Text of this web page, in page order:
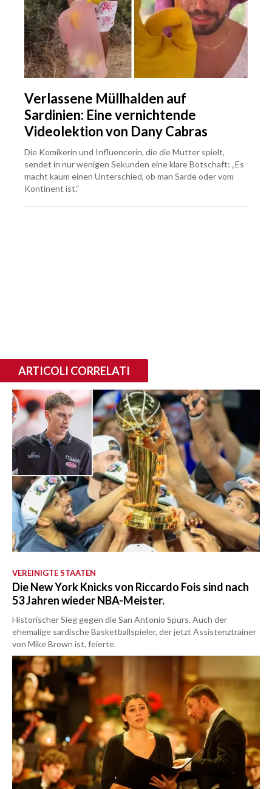
Verlassene Müllhalden auf
Sardinien: Eine vernichtende
Videolektion von Dany Cabras
Die Komikerin und Influencerin, die die Mutter spielt,
sendet in nur wenigen Sekunden eine klare Botschaft: „Es
macht kaum einen Unterschied, ob man Sarde oder vom
Kontinent ist.“
ARTICOLI CORRELATI
VEREINIGTE STAATEN
Die New York Knicks von Riccardo Fois sind nach
53 Jahren wieder NBA-Meister.
Historischer Sieg gegen die San Antonio Spurs. Auch der
ehemalige sardische Basketballspieler, der jetzt Assistenztrainer
von Mike Brown ist, feierte.